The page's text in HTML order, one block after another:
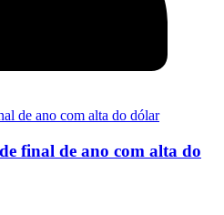
final de ano com alta do